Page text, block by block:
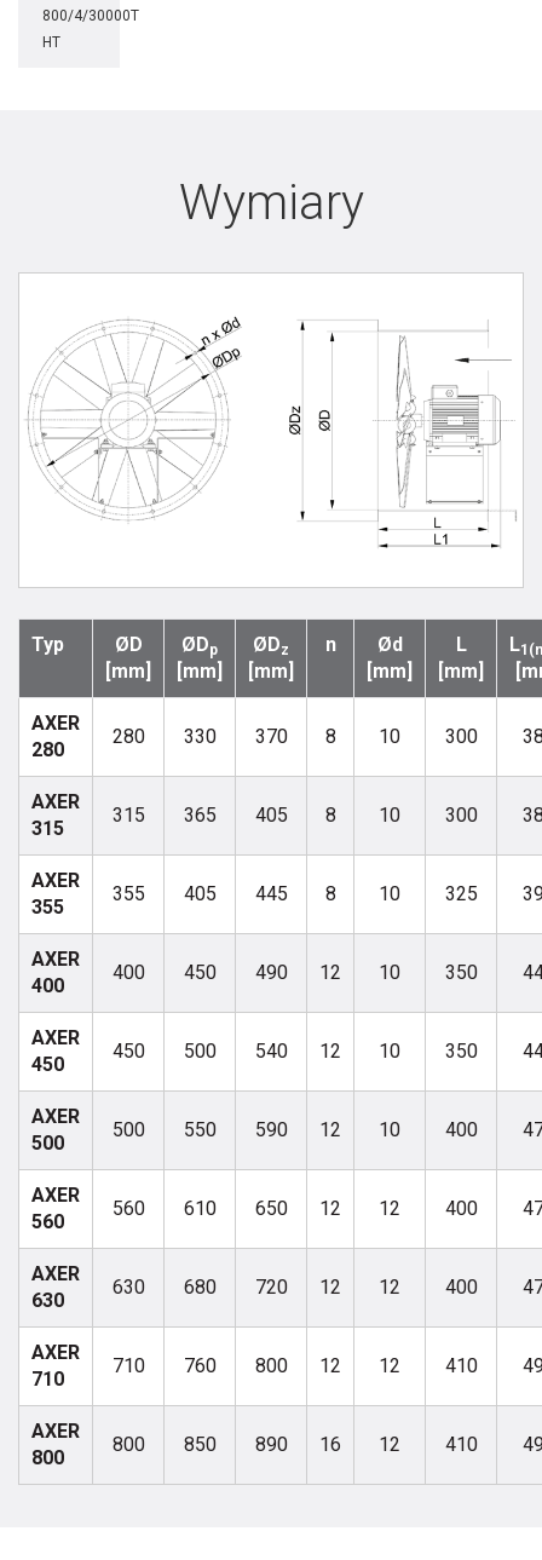
800/4/30000T
HT
Wymiary
Typ
ØD
[mm]
ØDp
[mm]
ØDz
[mm]
n
Ød
[mm]
L
[mm]
L
AXER
280
280 330 370 8 10 300
AXER
315
315 365 405 8 10 300
AXER
355
355 405 445 8 10 325
AXER
400
400 450 490 12 10 350
AXER
450
450 500 540 12 10 350
AXER
500
500 550 590 12 10 400
AXER
560
560 610 650 12 12 400
AXER
630
630 680 720 12 12 400
AXER
710
710 760 800 12 12 410
AXER
800
800 850 890 16 12 410